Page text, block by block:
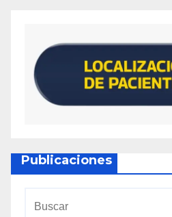
Publicaciones